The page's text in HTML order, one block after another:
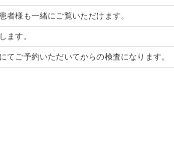
者様も一緒にご覧いただけます。
ます。
てご予約いただいてからの検査になります。